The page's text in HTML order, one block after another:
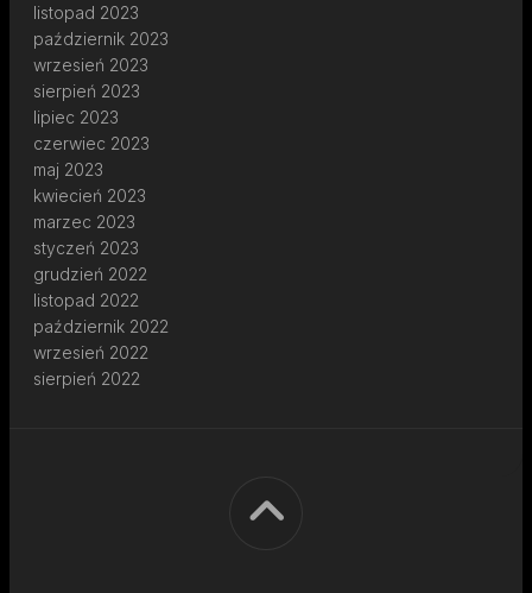
listopad 2023
październik 2023
wrzesień 2023
sierpień 2023
lipiec 2023
czerwiec 2023
maj 2023
kwiecień 2023
marzec 2023
styczeń 2023
grudzień 2022
listopad 2022
październik 2022
wrzesień 2022
sierpień 2022